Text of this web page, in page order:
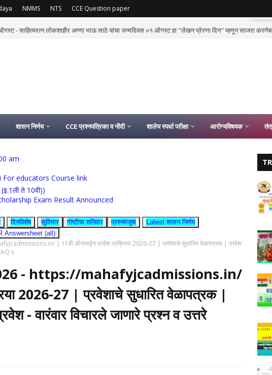
NMMS NTS CCE Question paper
- साहित्यरत्न लोकशाहीर अण्णा भाऊ साठे यांचा जन्मदिवस ०१ ऑगस्ट हा "लेखन प्रेरणा दिन" म्हणून साजरा
शासन निर्णय CCE प्रश्नपत्रिका व नोंदी शालेय स्पर्धा परीक्षा आरोग्यविषयक
am
For educators Course link
(इ.1ली ते 10वी))
Scholarship Exam Result Announced
दिनविशेष सुविचार गोष्टीचा शनिवार प्रश्नमंजुषा
Latest शासन निर्णय
Answersheet (all)
| 11वी ऑनलाईन प्रवेश प्रक्रिया 2026-27 | प्रवेशाचे सुधारित वेळापत्रक | प्रवेश
- https://mahafyjcadmissions.in/
2026-27 | प्रवेशाचे सुधारित वेळापत्रक |
- वारंवार विचारले जाणारे प्रश्न व उत्तरे